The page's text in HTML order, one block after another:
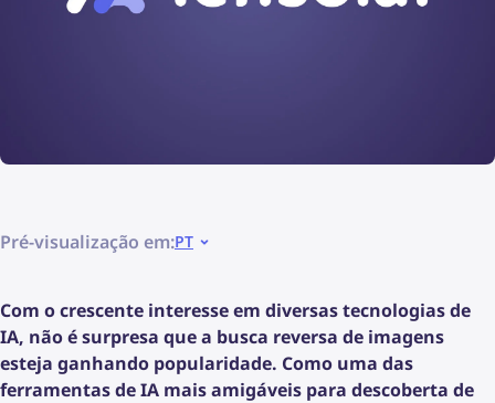
Pré-visualização em:PT
Com o crescente interesse em diversas tecnologias de
IA, não é surpresa que a busca reversa de imagens
esteja ganhando popularidade. Como uma das
ferramentas de IA mais amigáveis para descoberta de